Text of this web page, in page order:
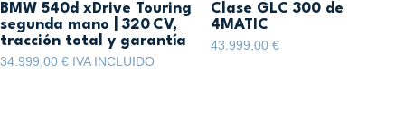
BMW 540d xDrive Touring
segunda mano | 320 CV,
tracción total y garantía
34.999,00 € IVA INCLUIDO
Clase GLC 300 de
4MATIC
43.999,00 €